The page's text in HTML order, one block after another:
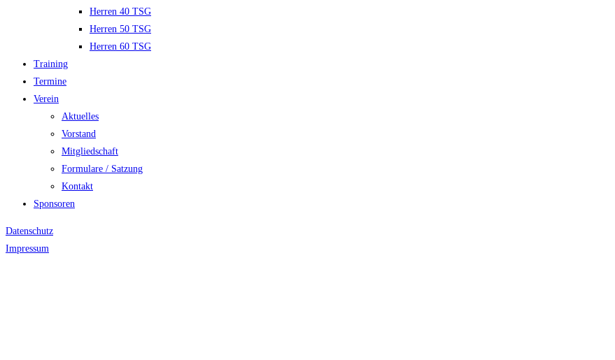
Herren 40 TSG
Herren 50 TSG
Herren 60 TSG
Training
Termine
Verein
Aktuelles
Vorstand
Mitgliedschaft
Formulare / Satzung
Kontakt
Sponsoren
Datenschutz
Impressum